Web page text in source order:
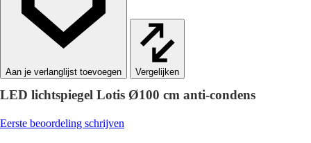
Vergelijken
LED lichtspiegel Lotis Ø100 cm anti-condens
Eerste beoordeling schrijven